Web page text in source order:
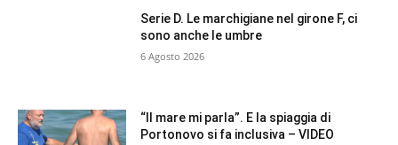
Serie D. Le marchigiane nel girone F, ci
sono anche le umbre
6 Agosto 2026
“Il mare mi parla”. E la spiaggia di
Portonovo si fa inclusiva – VIDEO